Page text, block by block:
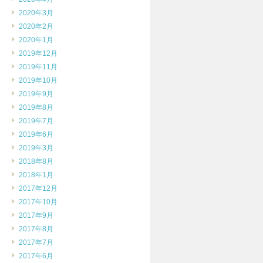
2020年3月
2020年2月
2020年1月
2019年12月
2019年11月
2019年10月
2019年9月
2019年8月
2019年7月
2019年6月
2019年3月
2018年8月
2018年1月
2017年12月
2017年10月
2017年9月
2017年8月
2017年7月
2017年6月